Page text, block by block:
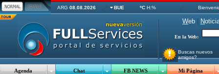
ARG 08.08.2026 BUE ºC H:%
Web N
En la Web:
Buscas nuevos
amigos?
Agenda Chat FB NEWS Mi Página